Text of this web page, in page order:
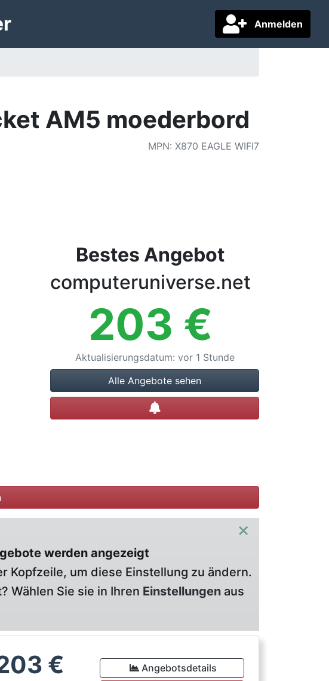
Anmelden
AM5 moederbord
MPN: X870 EAGLE WIFI7
Bestes Angebot
computeruniverse.net
203 €
Aktualisierungsdatum: vor 1 Stunde
Alle Angebote sehen
Preisalarm setzen
×
werden angezeigt
Kopfzeile, um diese Einstellung zu ändern.
Wählen Sie sie in Ihren Einstellungen aus
€
Angebotsdetails